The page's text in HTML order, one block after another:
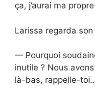
ça, j’aurai ma
Larissa regarda
— Pourquoi
inutile ? Nous
là-bas, rappelle-